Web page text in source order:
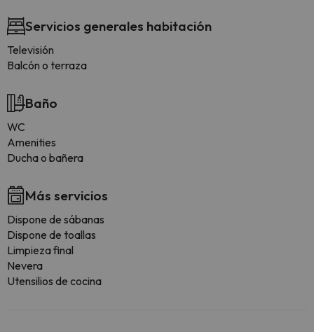
Servicios generales habitación
Televisión
Balcón o terraza
Baño
WC
Amenities
Ducha o bañera
Más servicios
Dispone de sábanas
Dispone de toallas
Limpieza final
Nevera
Utensilios de cocina